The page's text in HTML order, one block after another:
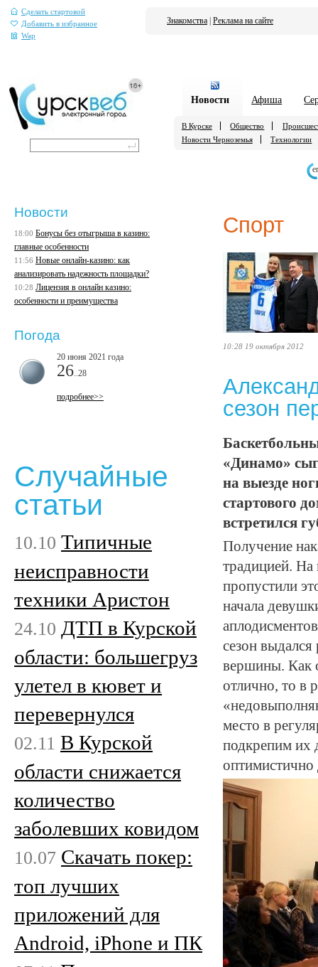
Сделать стартовой
Добавить в избранное
Wap
Знакомства Реклама на сайте
Новости Афиша
В Курске Общество
Новости Черноземья
Технологии
Спорт
10:28 19 октября 2012
сезон
«Динамо»
на выезде
стартового
встретился
Получение
традицией. На
пропустили
начала
сезон
вершины. Как
отлично, то в
место в
подкрепим их
оптимистично
Новости
18:00 Бонусы без отыгрыша в казино:
главные особенности
11:56 Новые онлайн-казино: как
анализировать надежность площадки?
10:28 Лицензия в онлайн казино:
особенности и преимущества
Погода
20 июня 2021 года
26 ..28
подробнее>>
Случайные
статьи
10.10 Типичные
неисправности
техники Аристон
24.10 ДТП в Курской
области: большегруз
улетел в кювет и
перевернулся
02.11 В Курской
области снижается
количество
заболевших ковидом
10.07 Скачать покер:
топ лучших
приложений для
Android, iPhone и ПК